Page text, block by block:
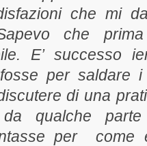
che mi
che
E’ successo
per saldare
di una
da qualche
per
come